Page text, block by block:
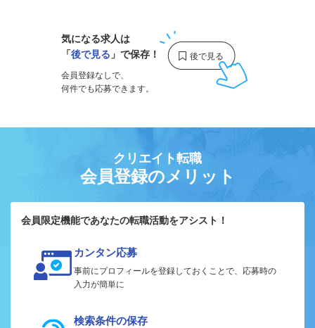
気になる求人は
「後で見る 」で保存！
会員登録なしで、
何件でも応募できます。
クリエイト転職
会員登録のメリット
会員限定機能であなたの転職活動をアシスト！
カンタン応募
事前にプロフィールを登録しておくことで、応募時の
入力が簡単に
検索条件の保存